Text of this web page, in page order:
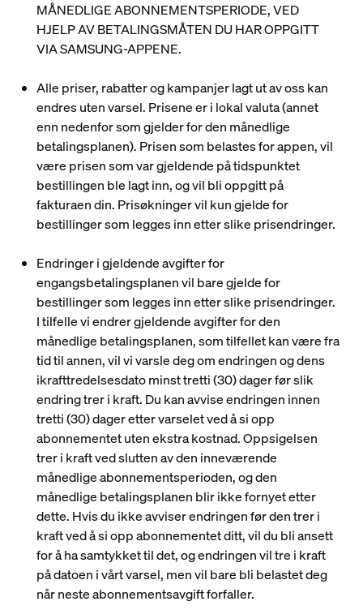
MÅNEDLIGE ABONNEMENTSPERIODE, VED
HJELP AV BETALINGSMÅTEN DU HAR OPPGITT
VIA SAMSUNG-APPENE.
Alle priser, rabatter og kampanjer lagt ut av oss kan
endres uten varsel. Prisene er i lokal valuta (annet
enn nedenfor som gjelder for den månedlige
betalingsplanen). Prisen som belastes for appen, vil
være prisen som var gjeldende på tidspunktet
bestillingen ble lagt inn, og vil bli oppgitt på
fakturaen din. Prisøkninger vil kun gjelde for
bestillinger som legges inn etter slike prisendringer.
Endringer i gjeldende avgifter for
engangsbetalingsplanen vil bare gjelde for
bestillinger som legges inn etter slike prisendringer.
I tilfelle vi endrer gjeldende avgifter for den
månedlige betalingsplanen, som tilfellet kan være fra
tid til annen, vil vi varsle deg om endringen og dens
ikrafttredelsesdato minst tretti (30) dager før slik
endring trer i kraft. Du kan avvise endringen innen
tretti (30) dager etter varselet ved å si opp
abonnementet uten ekstra kostnad. Oppsigelsen
trer i kraft ved slutten av den inneværende
månedlige abonnementsperioden, og den
månedlige betalingsplanen blir ikke fornyet etter
dette. Hvis du ikke avviser endringen før den trer i
kraft ved å si opp abonnementet ditt, vil du bli ansett
for å ha samtykket til det, og endringen vil tre i kraft
på datoen i vårt varsel, men vil bare bli belastet deg
når neste abonnementsavgift forfaller.